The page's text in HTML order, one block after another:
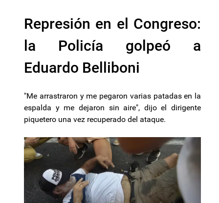
Represión en el Congreso:
la Policía golpeó a
Eduardo Belliboni
"Me arrastraron y me pegaron varias patadas en la
espalda y me dejaron sin aire", dijo el dirigente
piquetero una vez recuperado del ataque.